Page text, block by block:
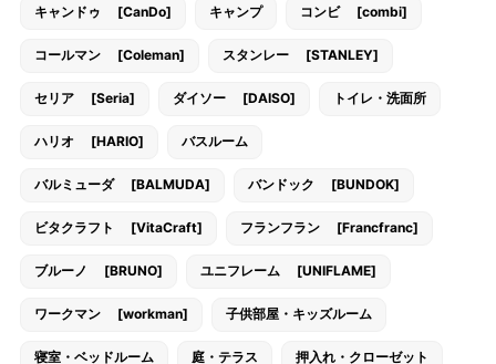
キャンドゥ [CanDo] キャンプ コンビ [combi]
コールマン [Coleman] スタンレー [STANLEY]
セリア [Seria] ダイソー [DAISO] トイレ・洗面所
ハリオ [HARIO] バスルーム
バルミューダ [BALMUDA] バンドック [BUNDOK]
ビタクラフト [VitaCraft] フランフラン [Francfranc]
ブルーノ [BRUNO] ユニフレーム [UNIFLAME]
ワークマン [workman] 子供部屋・キッズルーム
寝室・ベッドルーム 庭・テラス 押入れ・クローゼット